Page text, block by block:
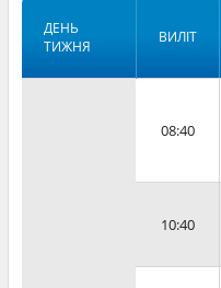
ДЕНЬ
ТИЖНЯ
ВИЛІТ
08:40
10:40